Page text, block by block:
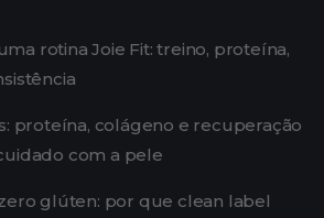
rotina Joie Fit: treino, proteína,
proteína, colágeno e recuperação
com a pele
glúten: por que clean label